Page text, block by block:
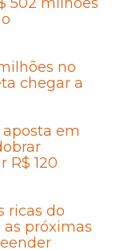
no
chegar a
em
R$ 120
ricas do
próximas